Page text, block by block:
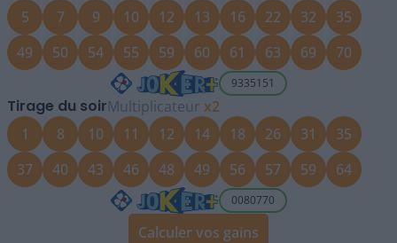
5
7 9 10 12 13 16 22 32
35
49
50 54 55 59 60 61 63 69 70
9335151
Tirage du soirMultiplicateur x2
1
8 10 11 12 14 18 26 31
35
37
40 43 46 48 49 56 57 59 64
0080770
Calculer vos gains